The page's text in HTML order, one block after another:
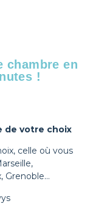
chambre en
!
de votre choix
celle où vous
Grenoble…